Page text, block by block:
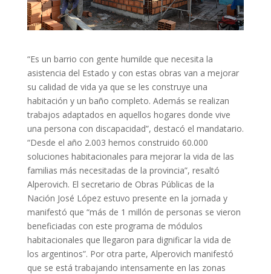
“Es un barrio con gente humilde que necesita la
asistencia del Estado y con estas obras van a mejorar
su calidad de vida ya que se les construye una
habitación y un baño completo. Además se realizan
trabajos adaptados en aquellos hogares donde vive
una persona con discapacidad”, destacó el mandatario.
“Desde el año 2.003 hemos construido 60.000
soluciones habitacionales para mejorar la vida de las
familias más necesitadas de la provincia”, resaltó
Alperovich. El secretario de Obras Públicas de la
Nación José López estuvo presente en la jornada y
manifestó que “más de 1 millón de personas se vieron
beneficiadas con este programa de módulos
habitacionales que llegaron para dignificar la vida de
los argentinos”. Por otra parte, Alperovich manifestó
que se está trabajando intensamente en las zonas